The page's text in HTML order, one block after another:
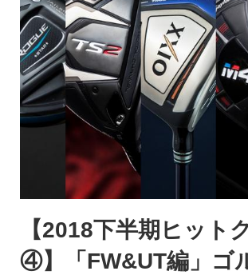
【2018下半期ヒット
④】「FW&UT編」ゴ